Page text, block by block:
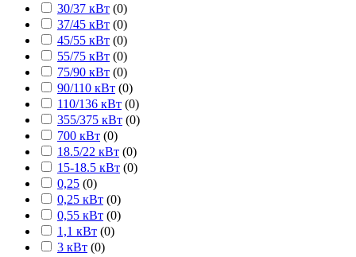
30/37 кВт (0)
37/45 кВт (0)
45/55 кВт (0)
55/75 кВт (0)
75/90 кВт (0)
90/110 кВт (0)
110/136 кВт (0)
355/375 кВт (0)
700 кВт (0)
18.5/22 кВт (0)
15-18.5 кВт (0)
0,25 (0)
0,25 кВт (0)
0,55 кВт (0)
1,1 кВт (0)
3 кВт (0)